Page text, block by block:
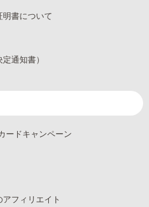
書について
通知書）
ードキャンペーン
フィリエイト